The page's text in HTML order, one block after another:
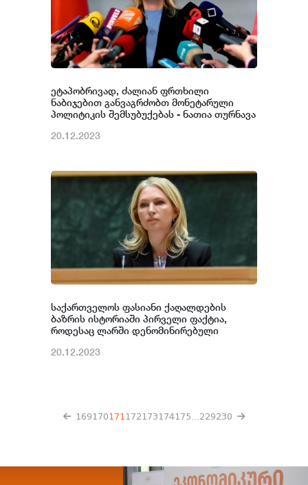
ეტაპობრივად, ძალიან ფრთხილი
ნაბიჯებით განვაგრძობთ მონეტარული
პოლიტიკის შემსუბუქებას - ნათია თურნავა
20.12.2023
საქართველოს ფასიანი ქაღალდების
ბაზრის ისტორიაში პირველი ფაქტია,
როდესაც ლარში დენომინირებული
ნათია თურნავა
20.12.2023
169 170171 172 173 174175 229230